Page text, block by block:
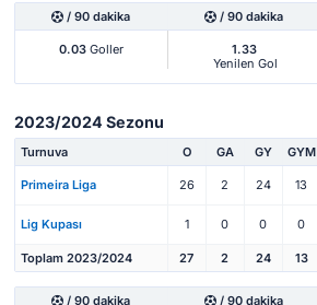
/ 90 dakika / 90 dakika
0.03Goller
1.33
Yenilen Gol
2023/2024 Sezonu
Turnuva O GA GY GYM
Primeira Liga 26 2 24 13
Lig Kupası 1 0 0 0
Toplam 2023/2024 27 2 24 13
/ 90 dakika / 90 dakika